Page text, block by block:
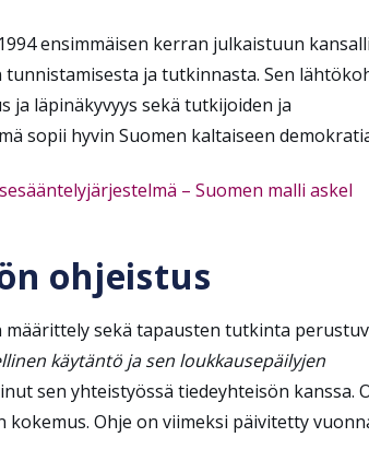
ensimmäisen kerran julkaistuun
ja tutkinnasta. Sen
ja läpinäkyvyys sekä tutkijoiden ja
sopii hyvin Suomen kaltaiseen
– Suomen malli askel
ohjeistus
määrittely sekä tapausten tutkinta
käytäntö ja sen loukkausepäilyjen
sen yhteistyössä tiedeyhteisön kanssa.
kokemus. Ohje on viimeksi päivitetty